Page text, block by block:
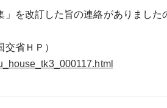
を改訂した旨の連絡がありまし
省ＨＰ）